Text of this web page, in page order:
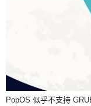
PopOS 似乎不支持